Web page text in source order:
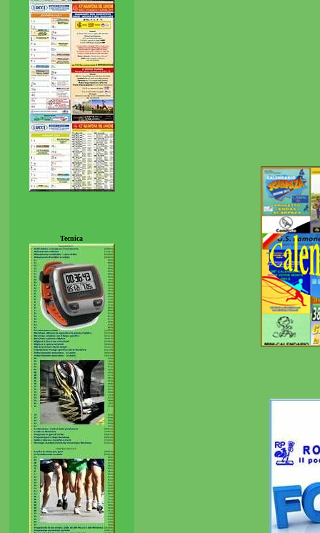
Tecnica